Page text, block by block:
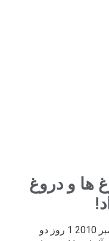
ها و دروغ
چهارشنبه 31 شهریور 89 / 22 سپتامبر 2010 1 روز دو